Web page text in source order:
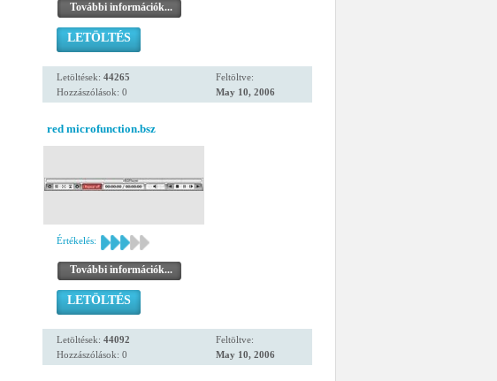
További információk...
LETÖLTÉS
Letöltések: 44265
Hozzászólások: 0
Feltöltve:
May 10, 2006
red microfunction.bsz
Értékelés:
További információk...
LETÖLTÉS
Letöltések: 44092
Hozzászólások: 0
Feltöltve:
May 10, 2006